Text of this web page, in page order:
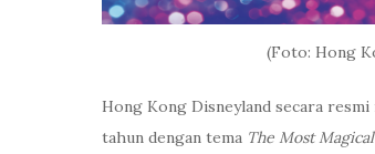
(Foto: Hong
Hong Kong Disneyland secara
tahun dengan tema The Most